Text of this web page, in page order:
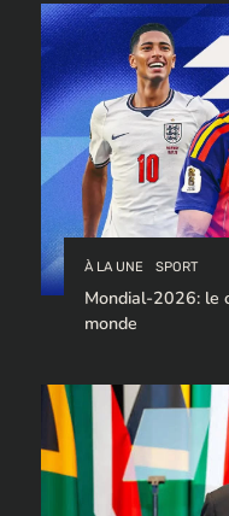
À LA UNE SPORT
Mondial-2026: le
monde